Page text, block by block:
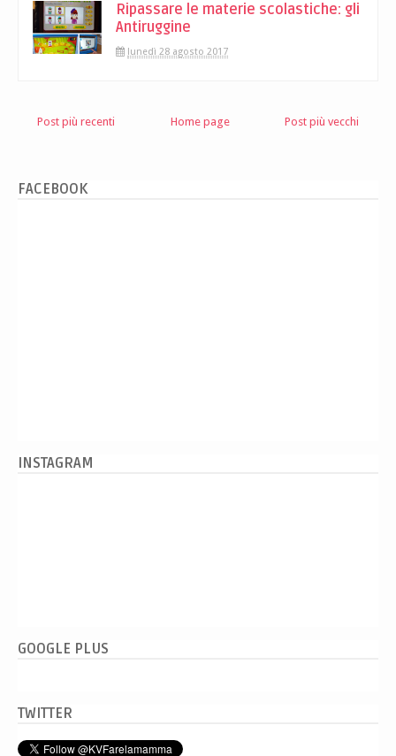
Ripassare le materie scolastiche: gli
Antiruggine
lunedì 28 agosto 2017
Post più recenti Post più vecchi
Home page
FACEBOOK
INSTAGRAM
GOOGLE PLUS
TWITTER